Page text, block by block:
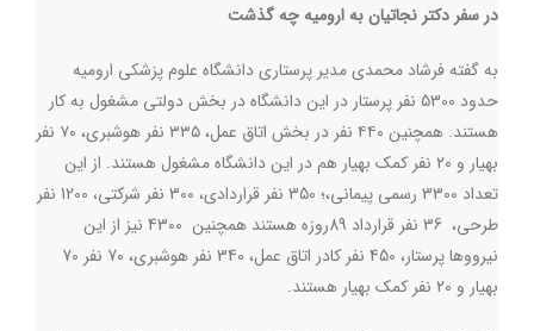
در سفر دکتر نجاتیان به ارومیه چه گذشت
به گفته فرشاد محمدی مدیر پرستاری دانشگاه علوم پزشکی ارومیه
حدود 5300 نفر پرستار در این دانشگاه در بخش دولتی مشغول به کار
هستند. همچنین ۴۴۰ نفر در بخش اتاق عمل، ۳۳۵ نفر هوشبری، ۷۰ نفر
بهیار و ۲۰ نفر کمک بهیار هم در این دانشگاه مشغول هستند. از این
تعداد 3300 رسمی پیمانی،؛ 350 نفر قراردادی، 300 نفر شرکتی، 1200 نفر
طرحی، 36 نفر قرارداد 89روزه هستند همچنین 4300 نیز از این
نیرووها پرستار، 450 نفر کادر اتاق عمل، 340 نفر هوشبری، 70 نفر 70
بهیار و 20 نفر کمک بهیار هستند.